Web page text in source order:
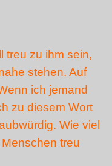
treu zu ihm sein,
stehen. Auf
ich jemand
zu diesem Wort
Wie viel
treu